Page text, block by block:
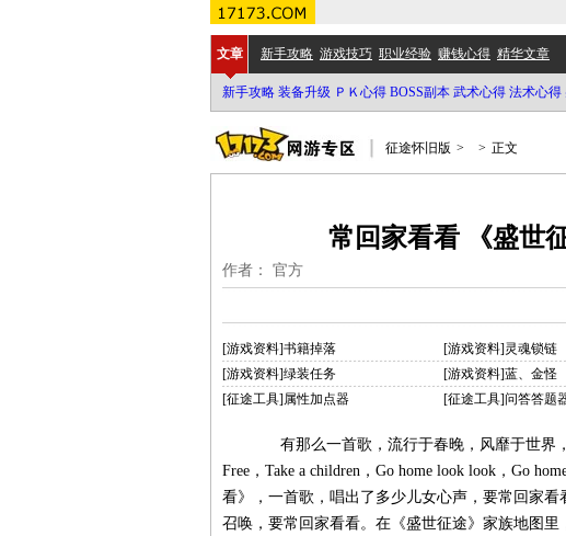
文章 新手攻略 游戏技巧 职业经验 赚钱心得 精华文章
新手攻略 装备升级 ＰＫ心得 BOSS副本 武术心得 法术心得
征途怀旧版 > > 正文
常回家看看 《盛世
作者： 官方
[游戏资料]书籍掉落 [游戏资料]灵魂锁链
[游戏资料]绿装任务
[游戏资料]蓝、金怪
[征途工具]属性加点器
[征途工具]问答答题
有那么一首歌，流行于春晚，风靡于世界
Free，Take a children，Go home look look，Go
看》，一首歌，唱出了多少儿女心声，要常回家
召唤，要常回家看看。在《盛世征途》家族地图